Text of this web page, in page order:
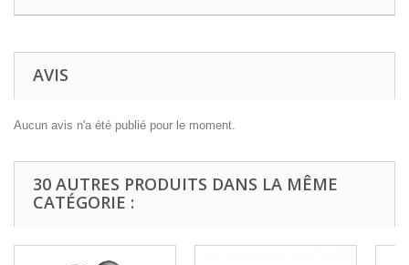
AVIS
Aucun avis n'a été publié pour le moment.
30 AUTRES PRODUITS DANS LA MÊME
CATÉGORIE :